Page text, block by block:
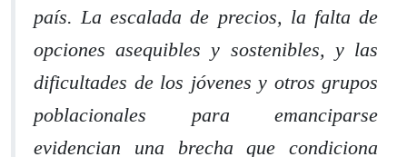
país. La escalada de precios, la falta de
opciones asequibles y sostenibles, y las
dificultades de los jóvenes y otros grupos
poblacionales para emanciparse
evidencian una brecha que condiciona